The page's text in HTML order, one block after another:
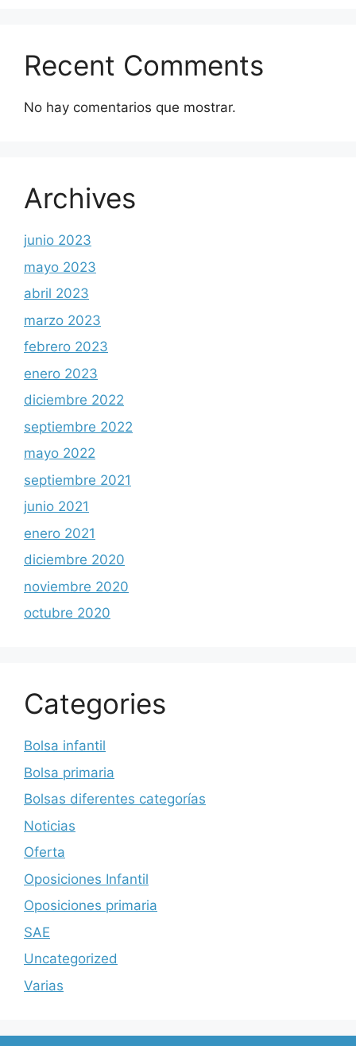
Recent Comments
No hay comentarios que mostrar.
Archives
junio 2023
mayo 2023
abril 2023
marzo 2023
febrero 2023
enero 2023
diciembre 2022
septiembre 2022
mayo 2022
septiembre 2021
junio 2021
enero 2021
diciembre 2020
noviembre 2020
octubre 2020
Categories
Bolsa infantil
Bolsa primaria
Bolsas diferentes categorías
Noticias
Oferta
Oposiciones Infantil
Oposiciones primaria
SAE
Uncategorized
Varias